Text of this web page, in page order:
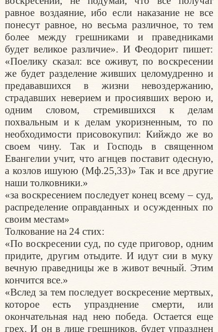
равное воздаяние, ибо если наказание не все
понесут равное, но весьма различное, то тем
более между грешниками и праведниками
будет великое различие». И Феодорит пишет:
«Поелику сказал: все оживут, по воскресении
же будет разделение живших целомудренно и
предававшихся в жизни невоздержанию,
страдавших неверием и просиявших верою и,
одним словом, стремившихся к делам
похвальным и к делам укоризненным, то по
необходимости присовокупил: Кийждо же во
своем чину. Так и Господь в священном
Евангелии учит, что агнцев поставит одесную,
а козлов ишуюю (Мф.25,33)» Так и все другие
наши толковники.»
«за воскресением последует конец всему – суд,
распределение оправданных и осужденных по
своим местам»
Толкование на 24 стих:
«По воскресении суд, по суде приговор, одним
придите, другим отыдите. И идут сии в муку
вечную праведницы же в живот вечный. Этим
кончится все.»
«Вслед за тем последует воскресение мертвых,
которое есть упразднение смерти, или
окончательная над нею победа. Остается еще
грех. И он в лице грешников, будет упразднен